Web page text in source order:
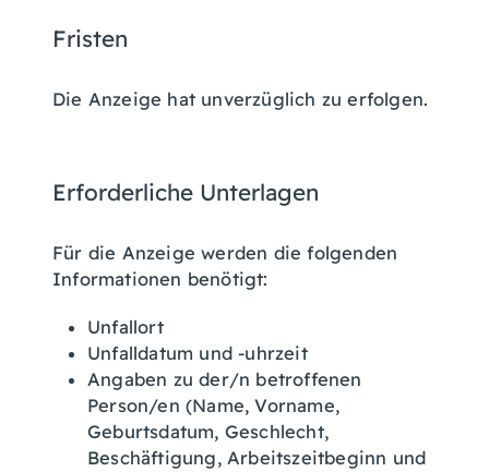
Fristen
Die Anzeige hat unverzüglich zu erfolgen.
Erforderliche Unterlagen
Für die Anzeige werden die folgenden
Informationen benötigt:
Unfallort
Unfalldatum und -uhrzeit
Angaben zu der/n betroffenen
Person/en (Name, Vorname,
Geburtsdatum, Geschlecht,
Beschäftigung, Arbeitszeitbeginn und